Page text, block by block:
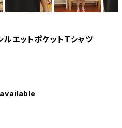
エットポケットTシャツ